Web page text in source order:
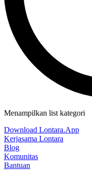
Menampilkan list kategori
Download Lontara.App
Kerjasama Lontara
Blog
Komunitas
Bantuan